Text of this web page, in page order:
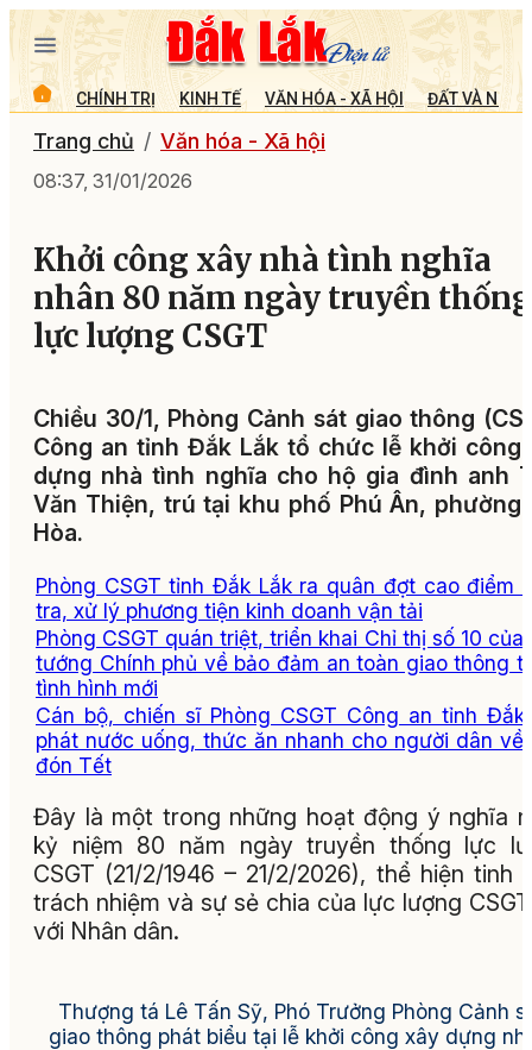
CHÍNH TRỊ KINH TẾ VĂN HÓA - XÃ HỘI ĐẤT VÀ
Trang chủ Văn hóa - Xã hội
08:37, 31/01/2026
Khởi công xây nhà tình nghĩa
nhân 80 năm ngày truyền thống
lực lượng CSGT
Chiều 30/1, Phòng Cảnh sát giao thông
Công an tỉnh Đắk Lắk tổ chức lễ khởi công
dựng nhà tình nghĩa cho hộ gia đình anh
Văn Thiện, trú tại khu phố Phú Ân, phường
Hòa.
Phòng CSGT tỉnh Đắk Lắk ra quân đợt cao điểm
tra, xử lý phương tiện kinh doanh vận tải
Phòng CSGT quán triệt, triển khai Chỉ thị số 10 của
tướng Chính phủ về bảo đảm an toàn giao thông
tình hình mới
Cán bộ, chiến sĩ Phòng CSGT Công an tỉnh Đắk
phát nước uống, thức ăn nhanh cho người dân về
đón Tết
Đây là một trong những hoạt động ý nghĩa
kỷ niệm 80 năm ngày truyền thống lực
CSGT (21/2/1946 – 21/2/2026), thể hiện tinh
trách nhiệm và sự sẻ chia của lực lượng
với Nhân dân.
Thượng tá Lê Tấn Sỹ, Phó Trưởng Phòng Cảnh
giao thông phát biểu tại lễ khởi công xây dựng